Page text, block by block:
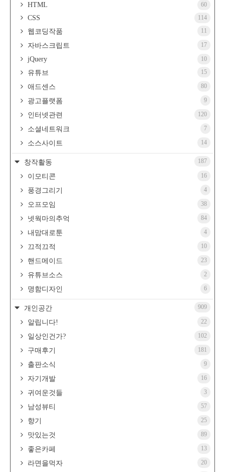
HTML 60
CSS 114
웹코딩작품 11
자바스크립트 17
jQuery 10
유튜브 15
애드센스 80
광고플랫폼 9
인터넷관련 120
소셜네트워크 7
소스사이트 14
창작활동 187
이모티콘 16
풍경그리기 4
오프모임 38
넷웍마의추억 84
내맘대로툰 4
끄적끄적 10
핸드메이드 23
유튜브소스 2
명함디자인 6
개인공간 909
알립니다! 22
일상인건가? 102
구매후기 181
출판소식 9
자기개발 16
귀여운것들 3
남성뷰티 57
향기 25
맛있는것 89
좋은카페 13
라면을먹자 20